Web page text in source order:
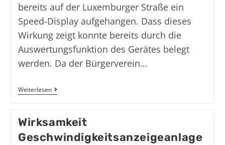
bereits auf der Luxemburger Straße ein
Speed-Display aufgehangen. Dass dieses
Wirkung zeigt konnte bereits durch die
Auswertungsfunktion des Gerätes belegt
werden. Da der Bürgerverein…
Weiterlesen
Wirksamkeit
Geschwindigkeitsanzeigeanlage